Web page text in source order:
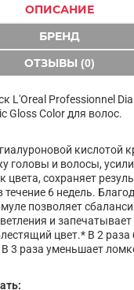
ОПИСАНИЕ
БРЕНД
ОТЗЫВЫ (0)
L'Oreal Professionnel
Gloss Color для волос.
кислотой
головы и волосы,
цвета, сохраняет
6 недель.
позволяет
и запечатывает
цвет.* В 2
3 раза уменьшает